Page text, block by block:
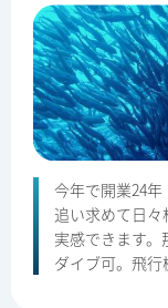
今年で開業24
追い求めて日々
実感できます
ダイブ可。飛行